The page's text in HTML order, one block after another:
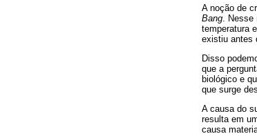
A noção de
Bang .
temperatura
existiu antes
Disso
que a
biológico e
que surge
A causa do
resulta em
causa